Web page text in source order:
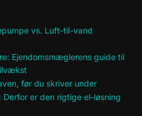
vs. Luft-til-vand
Ejendomsmæglerens guide til
før du skriver under
er den rigtige el-løsning